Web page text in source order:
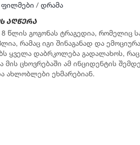
ფილმები / დრამა
აღწერა
8 წლის გოგონას ტრაგედია, რომელიც
რამაც იგი შინაგანად და
ყველა დაბრკოლება გადალახოს,
მის ცხოვრებაში ამ ინციდენტის
ახლობლები ეხმარებიან.